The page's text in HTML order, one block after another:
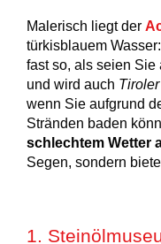
Malerisch liegt der
türkisblauem
fast so, als seien Sie
und wird auch
wenn Sie aufgrund
Stränden baden
schlechtem Wetter
Segen, sondern
1.